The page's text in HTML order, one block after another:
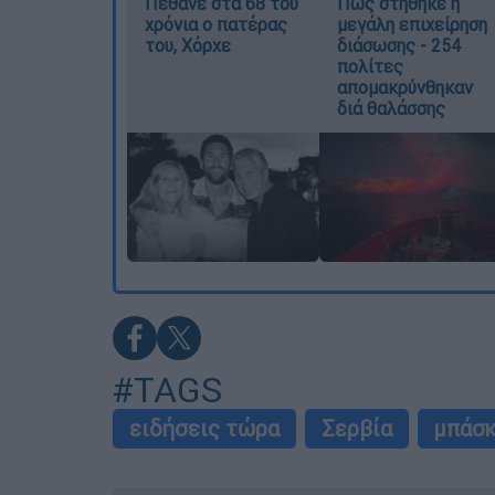
χρόνια ο πατέρας
του, Χόρχε
μεγάλη επιχείρηση
διάσωσης - 254
πολίτες
απομακρύνθηκαν
διά θαλάσσης
#TAGS
ειδήσεις τώρα Σερβία